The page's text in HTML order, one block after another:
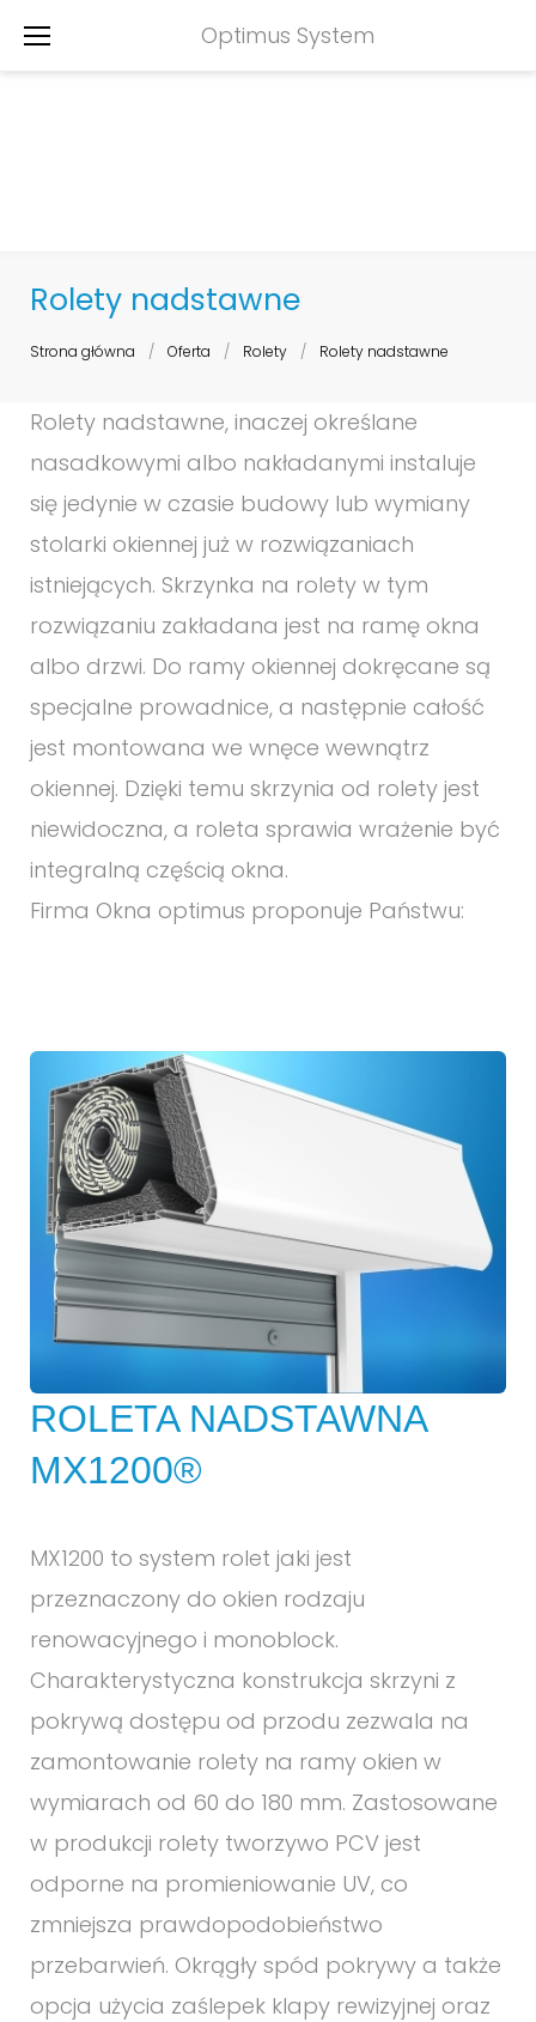
Skip
Optimus System
Rolety nadstawne
Strona główna / Oferta / Rolety / Rolety nadstawne
Rolety
nadstawne
Rolety nadstawne, inaczej określane
nasadkowymi albo nakładanymi instaluje
się jedynie w czasie budowy lub wymiany
stolarki okiennej już w rozwiązaniach
istniejących. Skrzynka na rolety w tym
rozwiązaniu zakładana jest na ramę okna
albo drzwi. Do ramy okiennej dokręcane są
specjalne prowadnice, a następnie całość
jest montowana we wnęce wewnątrz
okiennej. Dzięki temu skrzynia od rolety jest
niewidoczna, a roleta sprawia wrażenie być
integralną częścią okna.
Firma Okna optimus proponuje Państwu:
ROLETA NADSTAWNA
MX1200®
MX1200 to system rolet jaki jest
przeznaczony do okien rodzaju
renowacyjnego i monoblock.
Charakterystyczna konstrukcja skrzyni z
pokrywą dostępu od przodu zezwala na
zamontowanie rolety na ramy okien w
wymiarach od 60 do 180 mm. Zastosowane
w produkcji rolety tworzywo PCV jest
odporne na promieniowanie UV, co
zmniejsza prawdopodobieństwo
przebarwień. Okrągły spód pokrywy a także
opcja użycia zaślepek klapy rewizyjnej oraz